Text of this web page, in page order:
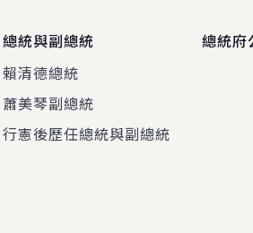
總統與副總統
賴清德總統
蕭美琴副總統
行憲後歷任總統與副總統
總統府